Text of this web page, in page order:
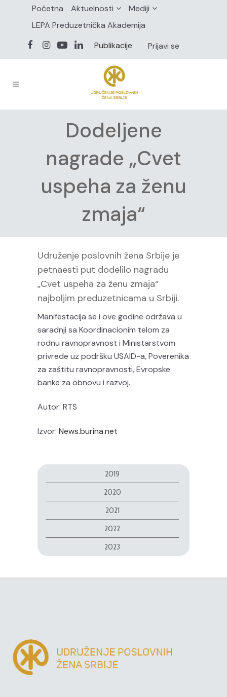
Početna Aktuelnosti
Mediji
LEPA Preduzetnička Akademija
Publikacije
Prijavi se
Dodeljene
nagrade „Cvet
uspeha za ženu
zmaja“
Udruženje poslovnih žena Srbije je
petnaesti put dodelilo nagradu
„Cvet uspeha za ženu zmaja“
najboljim preduzetnicama u Srbiji.
Manifestacija se i ove godine održava u
saradnji sa Koordinacionim telom za
rodnu ravnopravnost i Ministarstvom
privrede uz podršku USAID-a, Poverenika
za zaštitu ravnopravnosti, Evropske
banke za obnovu i razvoj.
Autor: RTS
Izvor: News.burina.net
2019
2020
2021
2022
2023